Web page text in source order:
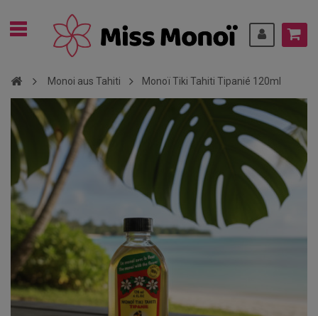
Monoi aus Tahiti Monoï Tiki Tahiti Tipanié 120ml